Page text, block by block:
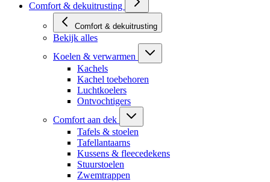
Comfort & dekuitrusting
Comfort & dekuitrusting
Bekijk alles
Koelen & verwarmen
Kachels
Kachel toebehoren
Luchtkoelers
Ontvochtigers
Comfort aan dek
Tafels & stoelen
Tafellantaarns
Kussens & fleecedekens
Stuurstoelen
Zwemtrappen